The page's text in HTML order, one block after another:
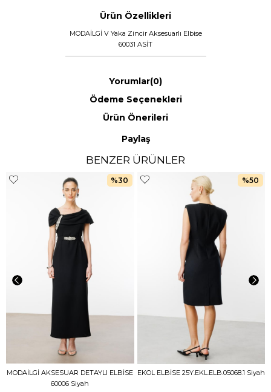
Ürün Özellikleri
MODAİLGİ V Yaka Zincir Aksesuarlı Elbise
60031 ASİT
Yorumlar(0)
Ödeme Seçenekleri
Ürün Önerileri
Paylaş
BENZER ÜRÜNLER
MODAİLGİ AKSESUAR DETAYLI ELBİSE
60006 Siyah
%30
EKOL ELBİSE 25Y.EKL.ELB.05068.1 Siyah
%50